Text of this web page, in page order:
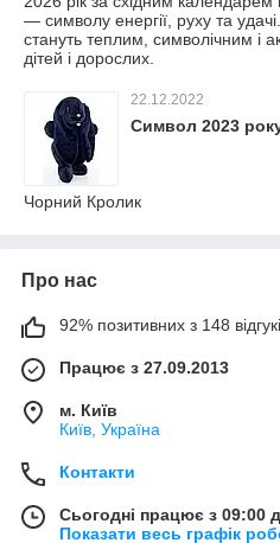
— символу енергії, руху та
стануть теплим, символічним і
дітей і дорослих.
22.12.2022
Символ 2023
Чорний Кролик
Про нас
92% позитивних з 148
Працює з 27.09.2013
м. Київ
Київ, Україна
Контакти
Сьогодні працює з 09:00
Показати весь графік